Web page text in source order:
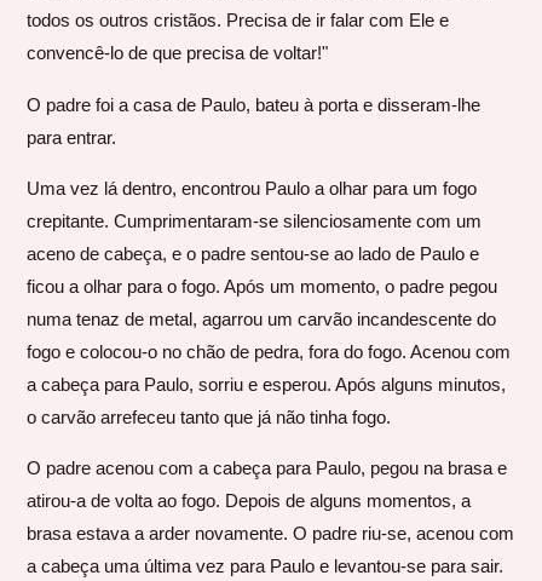
todos os outros cristãos. Precisa de ir falar com Ele e
convencê-lo de que precisa de voltar!"
O padre foi a casa de Paulo, bateu à porta e disseram-lhe
para entrar.
Uma vez lá dentro, encontrou Paulo a olhar para um fogo
crepitante. Cumprimentaram-se silenciosamente com um
aceno de cabeça, e o padre sentou-se ao lado de Paulo e
ficou a olhar para o fogo. Após um momento, o padre pegou
numa tenaz de metal, agarrou um carvão incandescente do
fogo e colocou-o no chão de pedra, fora do fogo. Acenou com
a cabeça para Paulo, sorriu e esperou. Após alguns minutos,
o carvão arrefeceu tanto que já não tinha fogo.
O padre acenou com a cabeça para Paulo, pegou na brasa e
atirou-a de volta ao fogo. Depois de alguns momentos, a
brasa estava a arder novamente. O padre riu-se, acenou com
a cabeça uma última vez para Paulo e levantou-se para sair.